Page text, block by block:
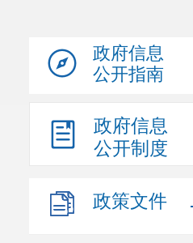
政府信息
公开指南
政府信息
公开制度
政策文件